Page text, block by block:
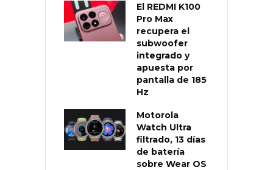
El REDMI K100
Pro Max
recupera el
subwoofer
integrado y
apuesta por
pantalla de 185
Hz
Motorola
Watch Ultra
filtrado, 13 días
de batería
sobre Wear OS